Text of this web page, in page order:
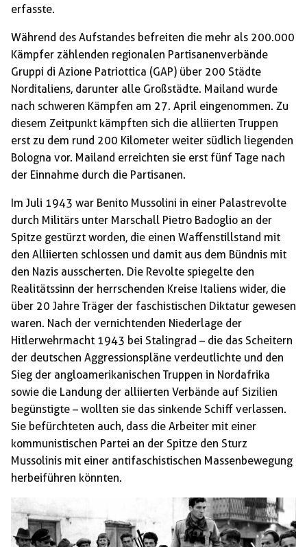
erfasste.
Während des Aufstandes befreiten die mehr als 200.000
Kämpfer zählenden regionalen Partisanenverbände
Gruppi di Azione Patriottica (GAP) über 200 Städte
Norditaliens, darunter alle Großstädte. Mailand wurde
nach schweren Kämpfen am 27. April eingenommen. Zu
diesem Zeitpunkt kämpften sich die alliierten Truppen
erst zu dem rund 200 Kilometer weiter südlich liegenden
Bologna vor. Mailand erreichten sie erst fünf Tage nach
der Einnahme durch die Partisanen.
Im Juli 1943 war Benito Mussolini in einer Palastrevolte
durch Militärs unter Marschall Pietro Badoglio an der
Spitze gestürzt worden, die einen Waffenstillstand mit
den Alliierten schlossen und damit aus dem Bündnis mit
den Nazis ausscherten. Die Revolte spiegelte den
Realitätssinn der herrschenden Kreise Italiens wider, die
über 20 Jahre Träger der faschistischen Diktatur gewesen
waren. Nach der vernichtenden Niederlage der
Hitlerwehrmacht 1943 bei Stalingrad – die das Scheitern
der deutschen Aggressionspläne verdeutlichte und den
Sieg der angloamerikanischen Truppen in Nordafrika
sowie die Landung der alliierten Verbände auf Sizilien
begünstigte – wollten sie das sinkende Schiff verlassen.
Sie befürchteten auch, dass die Arbeiter mit einer
kommunistischen Partei an der Spitze den Sturz
Mussolinis mit einer antifaschistischen Massenbewegung
herbeiführen könnten.